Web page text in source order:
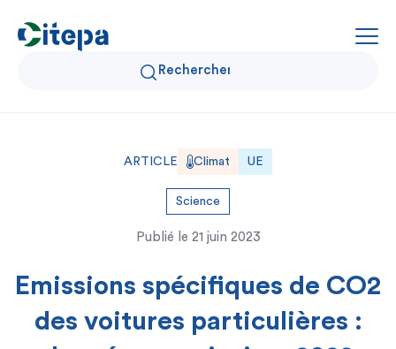
Qui sommes-nous ?
Données Air et Climat
Actualités et décryptages
Expertise et solutions
ARTICLE Climat UE
Science
Publié le 21 juin 2023
Emissions spécifiques de CO2
des voitures particulières :